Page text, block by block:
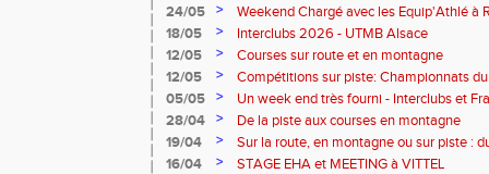
24/05
>
Weekend Chargé avec les Equip'Athlé à
à Reims pour les Benjamins
18/05 >
Interclubs 2026 - UTMB Alsace
12/05
>
Courses sur route et en montagne
12/05
>
Compétitions sur piste: Championnats
équip'athlé U14-U16
05/05 >
Un week end très fourni - Interclubs et
menu !
28/04 >
De la piste aux courses en montagne
19/04
>
Sur la route, en montagne ou sur piste :
Charlottesville en passant par le
16/04 >
STAGE EHA et MEETING à VITTEL